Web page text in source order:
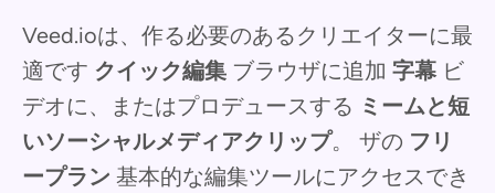
Veed.ioは、作る必要のあるクリエイターに最
適です クイック編集 ブラウザに追加 字幕 ビ
デオに、またはプロデュースする ミームと短
いソーシャルメディアクリップ。 ザの フリ
ープラン 基本的な編集ツールにアクセスでき